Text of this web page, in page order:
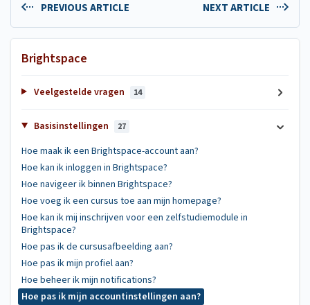
PREVIOUS ARTICLE NEXT ARTICLE
Brightspace
Veelgestelde vragen 14
Basisinstellingen 27
Hoe maak ik een Brightspace-account aan?
Hoe kan ik inloggen in Brightspace?
Hoe navigeer ik binnen Brightspace?
Hoe voeg ik een cursus toe aan mijn homepage?
Hoe kan ik mij inschrijven voor een zelfstudiemodule in
Brightspace?
Hoe pas ik de cursusafbeelding aan?
Hoe pas ik mijn profiel aan?
Hoe beheer ik mijn notifications?
Hoe pas ik mijn accountinstellingen aan?